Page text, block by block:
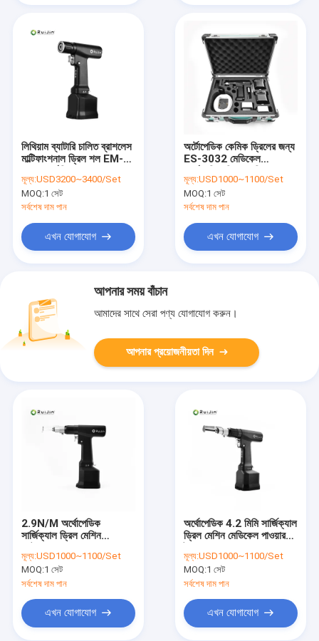
লিথিয়াম ব্যাটারি চালিত ব্রাশলেস
মাল্টিফাংশনাল ড্রিল শল EM-
মূল্য:USD3200~3400/Set
MOQ:1 সেট
সর্বশেষ দাম পান
এখন যোগাযোগ
অর্টোপেডিক কেমিক ড্রিলের জন্য
ES-3032 মেডিকেল
মূল্য:USD1000~1100/Set
MOQ:1 সেট
সর্বশেষ দাম পান
এখন যোগাযোগ
আপনার সময় বাঁচান
আমাদের সাথে সেরা পণ্য যোগাযোগ করুন।
আপনার প্রয়োজনীয়তা দিন
2.9N/M অর্থোপেডিক
সার্জিক্যাল ড্রিল মেশিন
মূল্য:USD1000~1100/Set
MOQ:1 সেট
সর্বশেষ দাম পান
এখন যোগাযোগ
অর্থোপেডিক 4.2 মিমি সার্জিক্যাল
ড্রিল মেশিন মেডিকেল পাওয়ার
মূল্য:USD1000~1100/Set
MOQ:1 সেট
সর্বশেষ দাম পান
এখন যোগাযোগ